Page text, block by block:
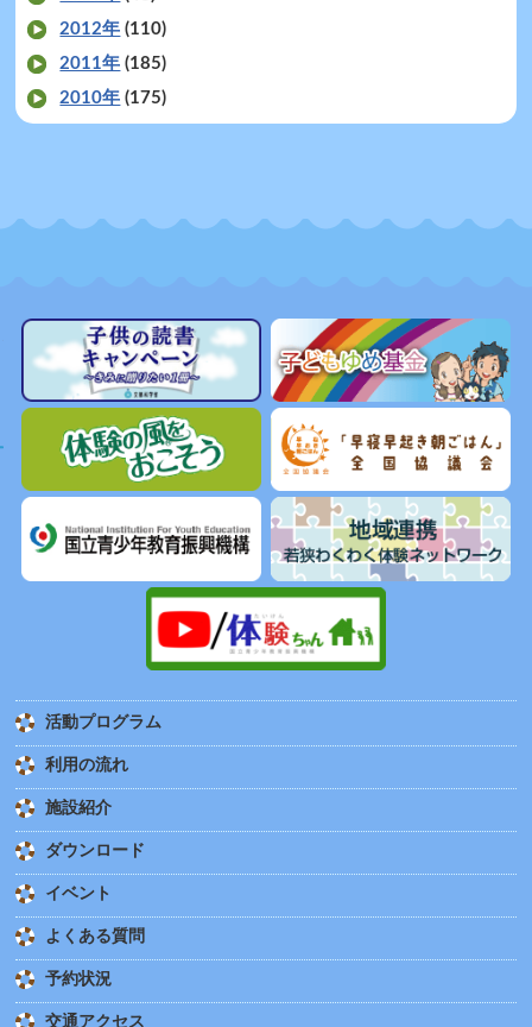
2012年 (110)
2011年 (185)
2010年 (175)
活動プログラム
利用の流れ
施設紹介
ダウンロード
イベント
よくある質問
予約状況
交通アクセス